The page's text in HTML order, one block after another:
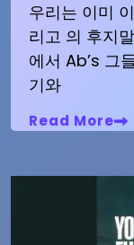
우리는 이미
리고 의 후지
에서 Ab’s 그
기와
Read More